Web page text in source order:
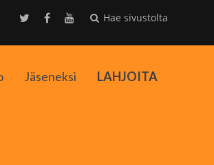
Hae sivustolta
Jäseneksi LAHJOITA